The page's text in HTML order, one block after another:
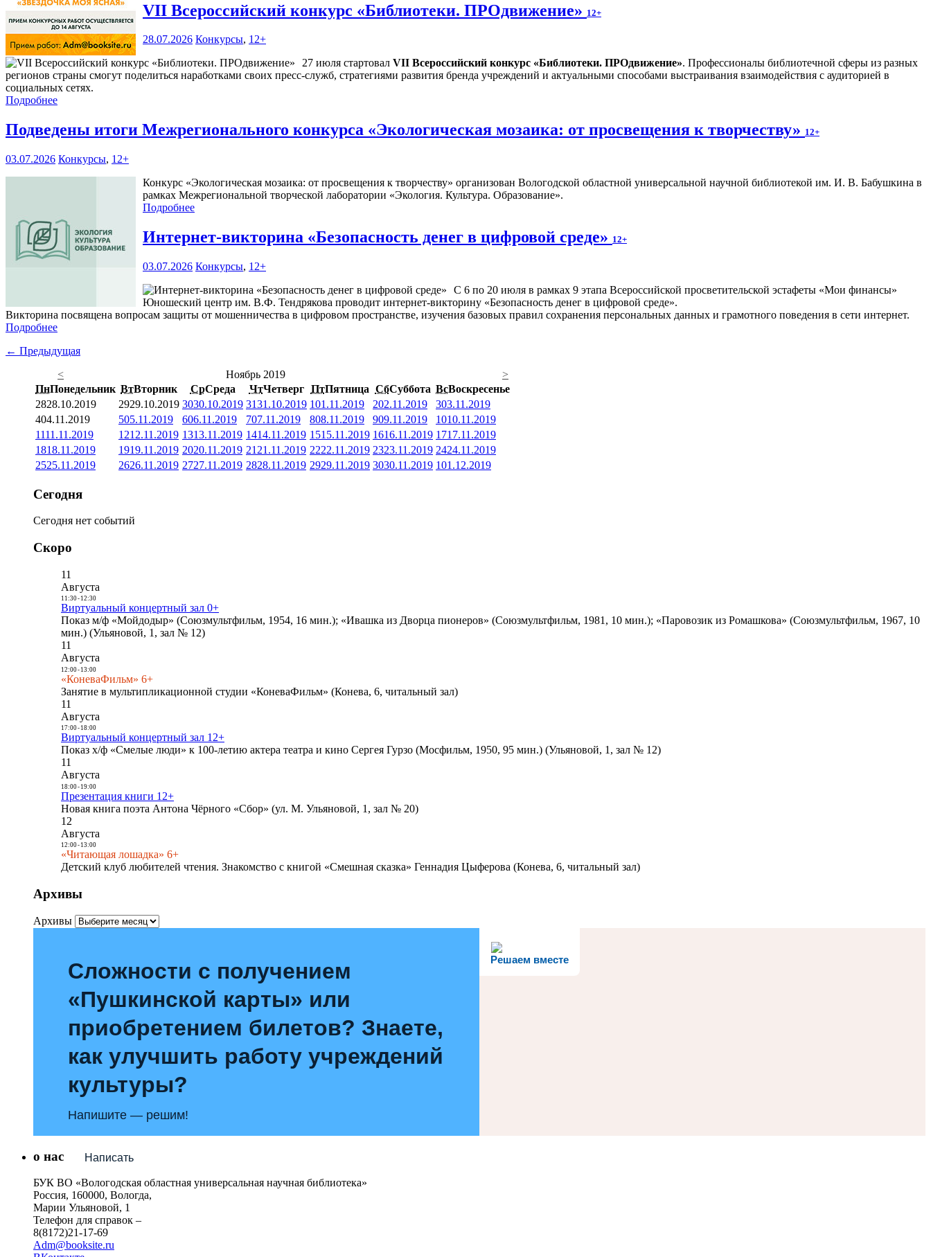
VII Всероссийский конкурс «Библиотеки. ПРОдвижение» 12+
28.07.2026 Конкурсы, 12+
27 июля стартовал VII Всероссийский конкурс «Библиотеки. ПРОдвижение». Профессионалы библиотечной сферы из разных
регионов страны смогут поделиться наработками своих пресс-служб, стратегиями развития бренда учреждений и актуальными способами выстраивания взаимодействия с аудиторией в
социальных сетях.
Подробнее
Подведены итоги Межрегионального конкурса «Экологическая мозаика: от просвещения к творчеству» 12+
03.07.2026 Конкурсы, 12+
Конкурс «Экологическая мозаика: от просвещения к творчеству» организован Вологодской областной универсальной научной библиотекой им. И. В. Бабушкина в
рамках Межрегиональной творческой лаборатории «Экология. Культура. Образование».
Подробнее
Интернет-викторина «Безопасность денег в цифровой среде» 12+
03.07.2026 Конкурсы, 12+
С 6 по 20 июля в рамках 9 этапа Всероссийской просветительской эстафеты «Мои финансы»
Юношеский центр им. В.Ф. Тендрякова проводит интернет-викторину «Безопасность денег в цифровой среде».
Викторина посвящена вопросам защиты от мошенничества в цифровом пространстве, изучения базовых правил сохранения персональных данных и грамотного поведения в сети интернет.
Подробнее
← Предыдущая
<
Ноябрь 2019
>
ПнПонедельник ВтВторник СрСреда ЧтЧетверг ПтПятница СбСуббота ВсВоскресенье
2828.10.2019 2929.10.2019 3030.10.2019 3131.10.2019 101.11.2019 202.11.2019 303.11.2019
404.11.2019 505.11.2019 606.11.2019 707.11.2019 808.11.2019 909.11.2019 1010.11.2019
1111.11.2019 1212.11.2019 1313.11.2019 1414.11.2019 1515.11.2019 1616.11.2019 1717.11.2019
1818.11.2019 1919.11.2019 2020.11.2019 21 21.11.2019 2222.11.2019 2323.11.2019 2424.11.2019
2525.11.2019 2626.11.2019 2727.11.2019 2828.11.2019 2929.11.2019 3030.11.2019 101.12.2019
Сегодня
Сегодня нет событий
Скоро
11
Августа
11:30- 12:30
Виртуальный концертный зал 0+
Показ м/ф «Мойдодыр» (Союзмультфильм, 1954, 16 мин.); «Ивашка из Дворца пионеров» (Союзмультфильм, 1981, 10 мин.); «Паровозик из Ромашкова» (Союзмультфильм, 1967, 10
мин.) (Ульяновой, 1, зал № 12)
11
Августа
12:00- 13:00
«КоневаФильм» 6+
Занятие в мультипликационной студии «КоневаФильм» (Конева, 6, читальный зал)
11
Августа
17:00- 18:00
Виртуальный концертный зал 12+
Показ х/ф «Смелые люди» к 100-летию актера театра и кино Сергея Гурзо (Мосфильм, 1950, 95 мин.) (Ульяновой, 1, зал № 12)
11
Августа
18:00- 19:00
Презентация книги 12+
Новая книга поэта Антона Чёрного «Сбор» (ул. М. Ульяновой, 1, зал № 20)
12
Августа
12:00- 13:00
«Читающая лошадка» 6+
Детский клуб любителей чтения. Знакомство с книгой «Смешная сказка» Геннадия Цыферова (Конева, 6, читальный зал)
Архивы
Архивы
Решаем вместе
Сложности с получением
«Пушкинской карты» или
приобретением билетов? Знаете,
как улучшить работу учреждений
культуры?
Напишите — решим!
Написать
о нас
БУК ВО «Вологодская областная универсальная научная библиотека»
Россия, 160000, Вологда,
Марии Ульяновой, 1
Телефон для справок –
8(8172)21-17-69
Adm@booksite.ru